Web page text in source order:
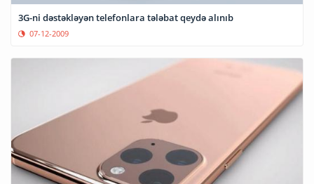
3G-ni dəstəkləyən telefonlara tələbat qeydə alınıb
07-12-2009